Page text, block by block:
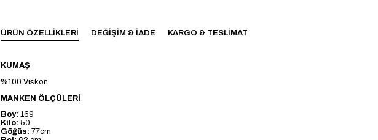
ÜRÜN ÖZELLIKLERI DEĞIŞIM & İADE KARGO & TESLIMAT
KUMAŞ
%100 Viskon
MANKEN ÖLÇÜLERİ
Boy: 169
Kilo: 50
Göğüs: 77cm